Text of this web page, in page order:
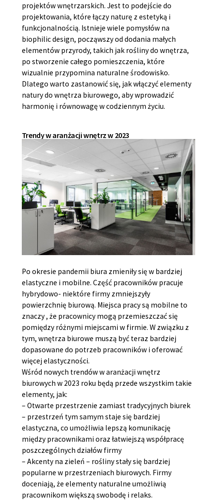
projektów wnętrzarskich. Jest to podejście do
projektowania, które łączy naturę z estetyką i
funkcjonalnością. Istnieje wiele pomysłów na
biophilic design, począwszy od dodania małych
elementów przyrody, takich jak rośliny do wnętrza,
po stworzenie całego pomieszczenia, które
wizualnie przypomina naturalne środowisko.
Dlatego warto zastanowić się, jak włączyć elementy
natury do wnętrza biurowego, aby wprowadzić
harmonię i równowagę w codziennym życiu.
Trendy w aranżacji wnętrz w 2023
Po okresie pandemii biura zmieniły się w bardziej
elastyczne i mobilne. Część pracowników pracuje
hybrydowo- niektóre firmy zmniejszyły
powierzchnię biurową. Miejsca pracy są mobilne to
znaczy , że pracownicy mogą przemieszczać się
pomiędzy różnymi miejscami w firmie. W związku z
tym, wnętrza biurowe muszą być teraz bardziej
dopasowane do potrzeb pracowników i oferować
więcej elastyczności.
Wśród nowych trendów w aranżacji wnętrz
biurowych w 2023 roku będą przede wszystkim takie
elementy, jak:
– Otwarte przestrzenie zamiast tradycyjnych biurek
– przestrzeń tym samym staje się bardziej
elastyczna, co umożliwia lepszą komunikację
między pracownikami oraz łatwiejszą współpracę
poszczególnych działów firmy
– Akcenty na zieleń – rośliny stały się bardziej
popularne w przestrzeniach biurowych. Firmy
doceniają, że elementy naturalne umożliwią
pracownikom większą swobodę i relaks.